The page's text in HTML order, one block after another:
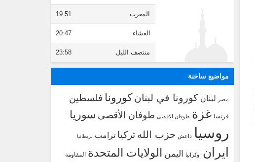
المغرب 19:51
العشاء 20:47
منتصف الليل 23:58
مواضيع ساخنة
مصر لبنان كورونا في لبنان كورونا فلسطين
فرنسا غزة طوفان الاقصى طوفان الأقصى سوريا
روسيا داعش حزب الله تركيا ترامب بريطانيا
ايران اوكرانيا اليمن الولايات المتحدة المقاومة